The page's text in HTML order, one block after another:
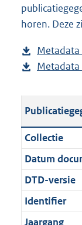
a
d
u
b
i
a
t
i
e
i
d
s
r
o
t
e
5
0
K
o
a
p
u
l
c
a
t
i
e
n
d
g
r
o
t
e
:
0
K
horen. Deze
Collectie
Datum
DTD-versie
Identifier
Jaargang